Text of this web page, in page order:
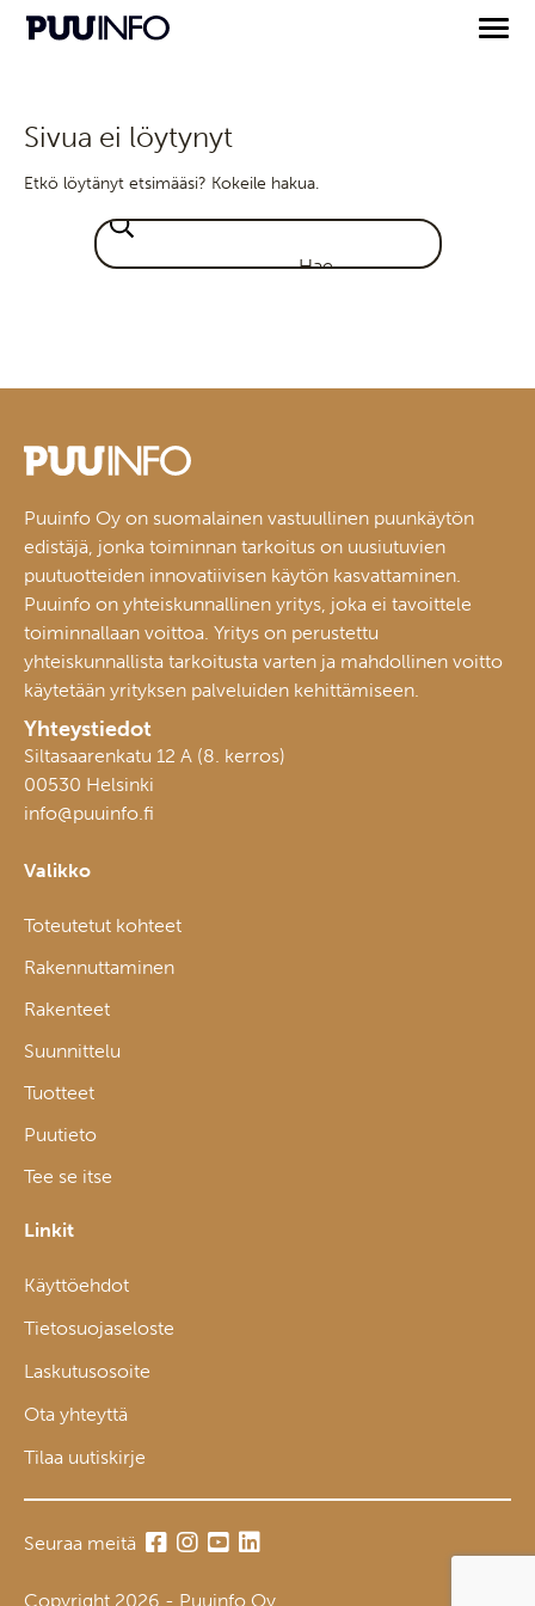
Sivua ei löytynyt
Etkö löytänyt etsimääsi? Kokeile hakua.
Puuinfo Oy on suomalainen vastuullinen puunkäytön
edistäjä, jonka toiminnan tarkoitus on uusiutuvien
puutuotteiden innovatiivisen käytön kasvattaminen.
Puuinfo on yhteiskunnallinen yritys, joka ei tavoittele
toiminnallaan voittoa. Yritys on perustettu
yhteiskunnallista tarkoitusta varten ja mahdollinen voitto
käytetään yrityksen palveluiden kehittämiseen.
Yhteystiedot
Siltasaarenkatu 12 A (8. kerros)
00530 Helsinki
info@puuinfo.fi
Valikko
Toteutetut kohteet
Rakennuttaminen
Rakenteet
Suunnittelu
Tuotteet
Puutieto
Tee se itse
Linkit
Käyttöehdot
Tietosuojaseloste
Laskutusosoite
Ota yhteyttä
Tilaa uutiskirje
Seuraa meitä
Copyright 2026 - Puuinfo Oy